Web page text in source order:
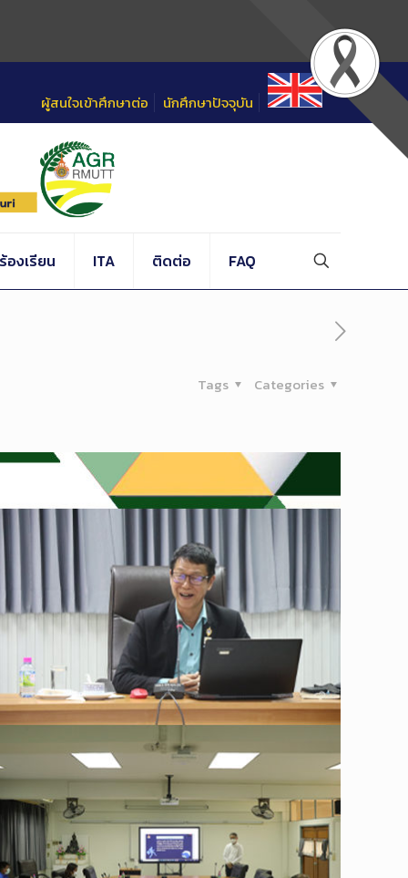
ผู้สนใจเข้าศึกษาต่อ นักศึกษาปัจจุบัน
องเรียน ITA ติดต่อ FAQ
Categories
Tags